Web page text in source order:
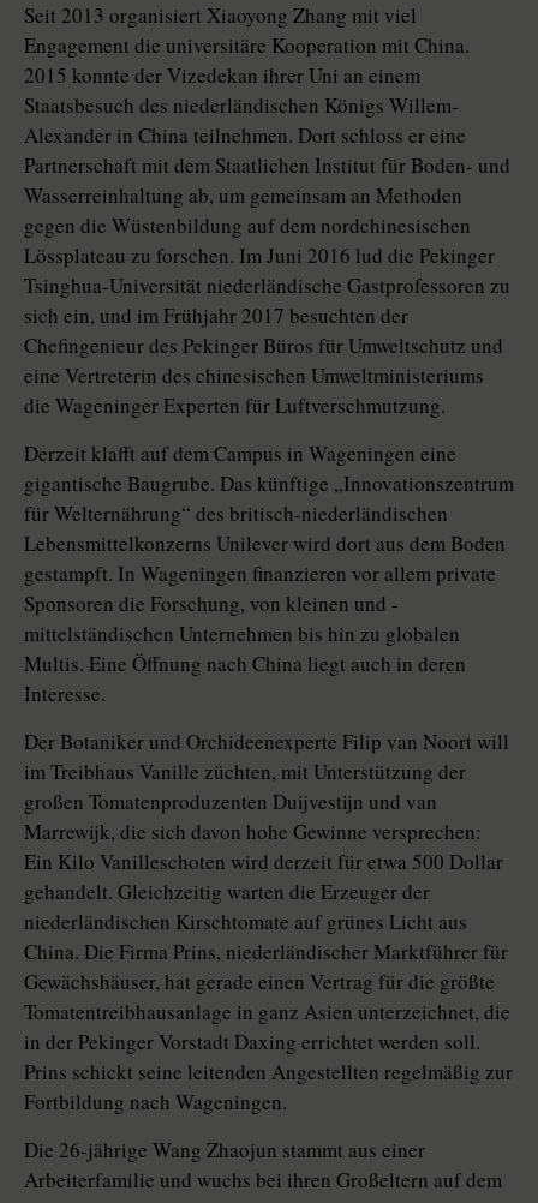
Seit 2013 organisiert Xiaoyong Zhang mit viel
Engagement die universitäre Kooperation mit China.
2015 konnte der Vizedekan ihrer Uni an einem
Staatsbesuch des niederländischen Königs Willem-
Alexander in China teilnehmen. Dort schloss er eine
Partnerschaft mit dem Staatlichen Institut für Boden- und
Wasserreinhaltung ab, um gemeinsam an Methoden
gegen die Wüstenbildung auf dem nord­chinesischen
Lössplateau zu forschen. Im Juni 2016 lud die Pekinger
Tsinghua-Universität niederländische Gastprofessoren zu
sich ein, und im Frühjahr 2017 besuchten der
Chefingenieur des Pekinger Büros für Umweltschutz und
eine Vertreterin des chinesischen Umweltministeriums
die Wageninger Experten für Luftverschmutzung.
Derzeit klafft auf dem Campus in Wageningen eine
gigantische Baugrube. Das künftige „Innovationszentrum
für Welternährung“ des britisch-niederländischen
Lebensmittelkonzerns Unilever wird dort aus dem Boden
gestampft. In Wageningen finanzieren vor allem private
Sponsoren die Forschung, von kleinen und ­
mittelständischen Unternehmen bis hin zu globalen
Multis. Eine Öffnung nach China liegt auch in deren
Interesse.
Der Botaniker und Orchideenexperte Filip van Noort will
im Treibhaus Vanille züchten, mit Unterstützung der
großen Tomatenproduzenten Duijvestijn und van
Marrewijk, die sich davon hohe Gewinne versprechen:
Ein Kilo Vanilleschoten wird derzeit für etwa 500 Dollar
gehandelt. Gleichzeitig warten die Erzeuger der
niederländischen Kirschtomate auf grünes Licht aus
China. Die Firma Prins, niederländischer Marktführer für
Gewächshäuser, hat gerade einen Vertrag für die größte
Tomatentreibhausanlage in ganz ­Asien unterzeichnet, die
in der Pekinger Vorstadt Daxing errichtet werden soll.
Prins schickt seine leitenden Angestellten regelmäßig zur
Fortbildung nach Wageningen.
Die 26-jährige Wang Zhaojun stammt aus einer
Arbeiterfamilie und wuchs bei ihren Großeltern auf dem